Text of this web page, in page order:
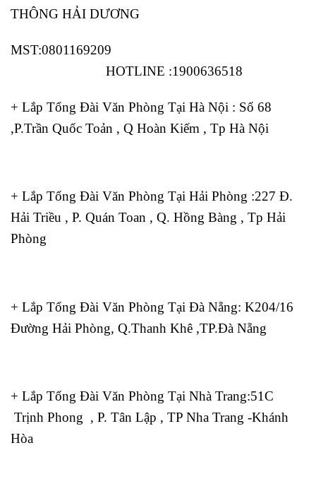
THÔNG HẢI DƯƠNG
MST:0801169209
HOTLINE :1900636518
+ Lắp Tổng Đài Văn Phòng Tại Hà Nội : Số 68
,P.Trần Quốc Toản , Q Hoàn Kiếm , Tp Hà Nội
+ Lắp Tổng Đài Văn Phòng Tại Hải Phòng :227 Đ.
Hải Triều , P. Quán Toan , Q. Hồng Bàng , Tp Hải
Phòng
+ Lắp Tổng Đài Văn Phòng Tại Đà Nẵng: K204/16
Đường Hải Phòng, Q.Thanh Khê ,TP.Đà Nẵng
+ Lắp Tổng Đài Văn Phòng Tại Nhà Trang:51C
Trịnh Phong , P. Tân Lập , TP Nha Trang -Khánh
Hòa